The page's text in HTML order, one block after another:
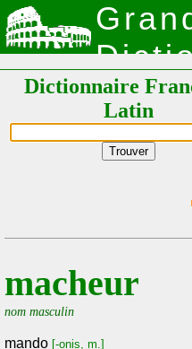
Latin
Dictionnaire
Latin
macheur
nom masculin
mando [-onis, m.]